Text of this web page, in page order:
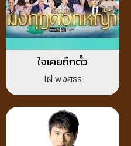
ใจเคยถืกตั๋ว
ไผ่ พงศธร